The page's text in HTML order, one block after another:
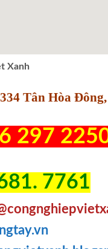
Xanh
334 Tân Hòa
297
7761